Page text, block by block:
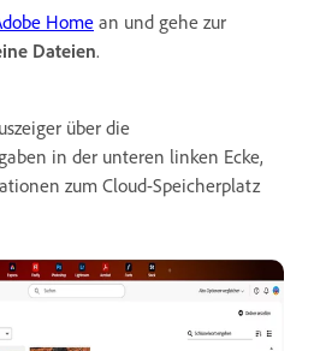
Home an und gehe zur
Dateien.
über die
in der unteren linken Ecke,
zum Cloud-Speicherplatz